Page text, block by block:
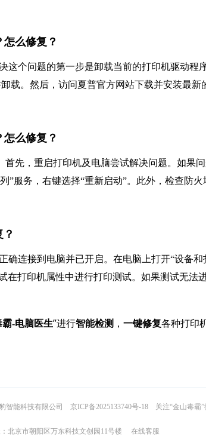
怎么修复？
这个问题的第一步是卸载当前的打印机驱动程序
载。然后，访问夏普官方网站下载并安装最新
怎么修复？
首先，重启打印机及电脑尝试解决问题。如果
”服务，右键选择“重新启动”。此外，检查防火
确连接到电脑并已开启。在电脑上打开“设备和
在打印机属性中进行打印测试。如果测试无法
-电脑医生”进行智能检测 ， 一键修复各种打印
智能科技有限公司 京ICP备2025133740号-18 关注“金山毒霸
北京市朝阳区万东科技文创园11号楼 在线客服